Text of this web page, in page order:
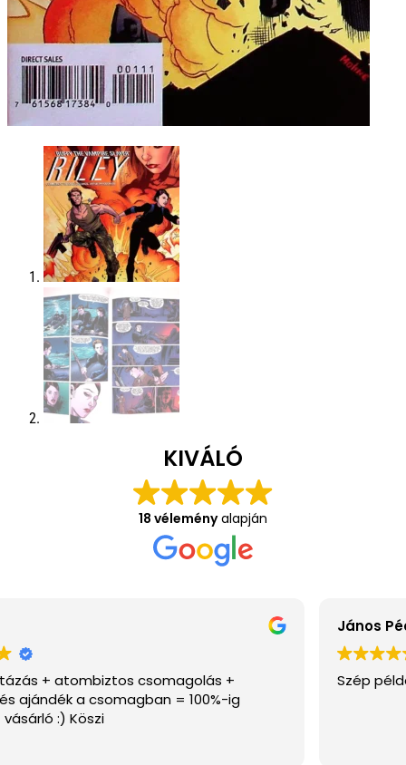
KIVÁLÓ
18 véleményalapján
Szép példányok vannak az oldalon, ajánlom.